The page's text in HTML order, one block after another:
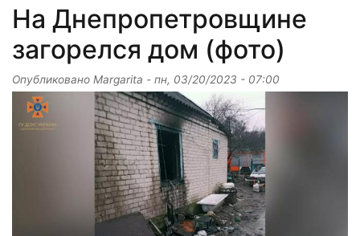
На Днепропетровщине
загорелся дом (фото)
Опубликовано Margarita - пн, 03/20/2023 - 07:00